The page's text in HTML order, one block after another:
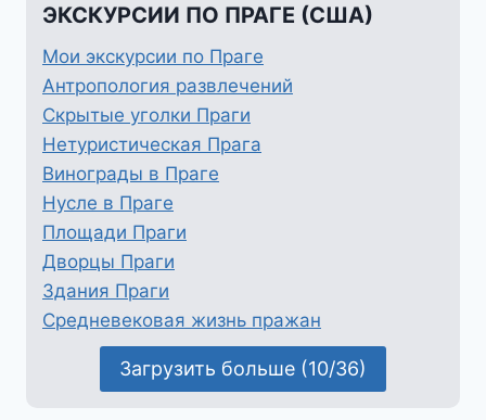
ЭКСКУРСИИ ПО ПРАГЕ (США)
Мои экскурсии по Праге
Антропология развлечений
Скрытые уголки Праги
Нетуристическая Прага
Винограды в Праге
Нусле в Праге
Площади Праги
Дворцы Праги
Здания Праги
Средневековая жизнь пражан
Загрузить больше (10/36)